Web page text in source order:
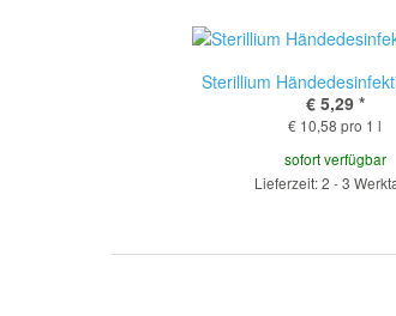
Sterillium
€ 5,29 *
€ 10,58 pro 1 l
sofort verfügbar
Lieferzeit: 2 - 3